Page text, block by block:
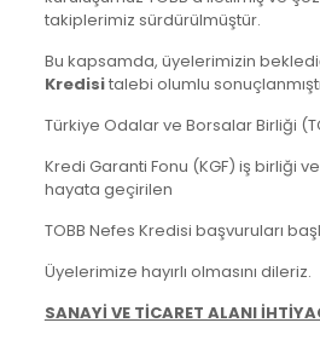
takiplerimiz sürdürülmüştür.
Bu kapsamda, üyelerimizin
Kredisitalebi olumlu
Türkiye Odalar ve Borsalar Birliği
Kredi Garanti Fonu (KGF) iş birliği
hayata geçirilen
TOBB Nefes Kredisi başvuruları
Üyelerimize hayırlı olmasını dileriz.
SANAYİ VE TİCARET ALANI